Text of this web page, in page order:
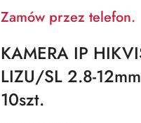
Zamów przez telefon.
KAMERA IP
LIZU/SL 2.8-
10szt.